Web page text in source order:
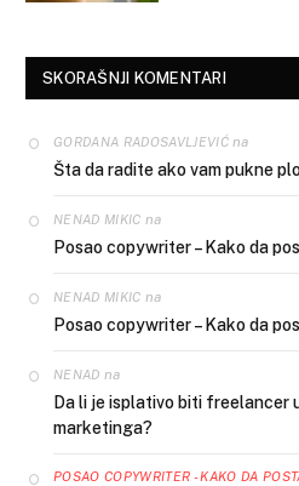
SKORAŠNJI KOMENTARI
GORDANA RADOSAVLJEVIĆna
Šta da radite ako vam pukne
NENAD MIKIC na
Posao copywriter – Kako da
NENAD MIKIC na
Posao copywriter – Kako da
NENAD na
Da li je isplativo biti freelancer
marketinga?
POSAO COPYWRITER - KAKO DA